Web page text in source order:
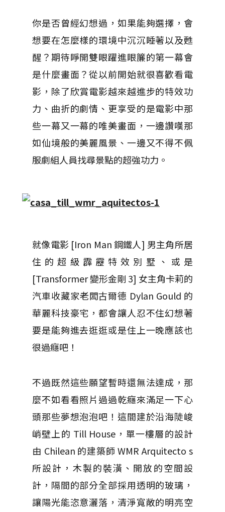
你是否曾經幻想過，如果能夠選擇，會
想要在怎麼樣的環境中沉沉睡著以及甦
醒？期待睜開雙眼躍進眼簾的第一幕會
是什麼畫面？從以前開始就很喜歡看電
影，除了欣賞電影越來越進步的特效功
力、曲折的劇情、更享受的是電影中那
些一幕又一幕的唯美畫面，一邊讚嘆那
如仙境般的美麗風景、一邊又不得不佩
服劇組人員找尋景點的超強功力。
就像電影 [Iron Man 鋼鐵人] 男主角所居
住的超級霹靂特效別墅、或是
[Transformer 變形金剛 3] 女主角卡莉的
汽車收藏家老闆古爾德 Dylan Gould 的
華麗科技豪宅，都會讓人忍不住幻想著
要是能夠進去逛逛或是住上一晚應該也
很過癮吧！
不過既然這些願望暫時還無法達成，那
麼不如看看照片過過乾癮來滿足一下心
頭那些夢想泡泡吧！這間建於沿海陡峻
峭壁上的 Till House，單一樓層的設計
由 Chilean 的建築師 WMR Arquitecto s
所設計，木製的裝潢、開放的空間設
計，隔間的部分全部採用透明的玻璃，
讓陽光能恣意灑落，清淨寬敞的明亮空